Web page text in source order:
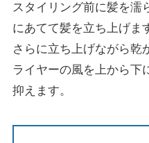
スタイリング前に髪を濡
にあてて髪を立ち上げま
さらに立ち上げながら乾
ライヤーの風を上から下
抑えます。